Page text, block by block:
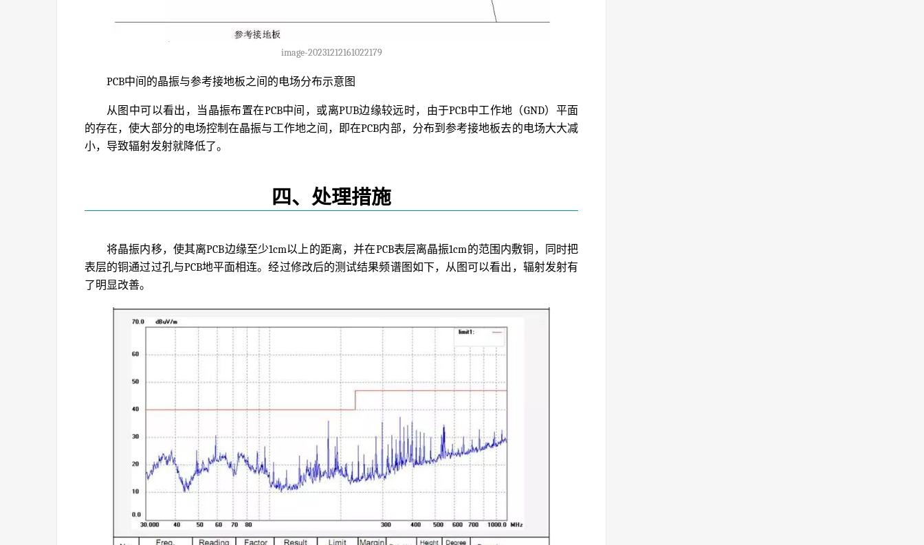
image-20231212161022179
PCB中间的晶振与参考接地板之间的电场分布示意图
从图中可以看出，当晶振布置在PCB中间，或离PUB边缘较远时，由于PCB中工作地（GND）平面
的存在，使大部分的电场控制在晶振与工作地之间，即在PCB内部，分布到参考接地板去的电场大大减
小，导致辐射发射就降低了。
四、处理措施
将晶振内移，使其离PCB边缘至少1cm以上的距离，并在PCB表层离晶振1cm的范围内敷铜，同时把
表层的铜通过过孔与PCB地平面相连。经过修改后的测试结果频谱图如下，从图可以看出，辐射发射有
了明显改善。